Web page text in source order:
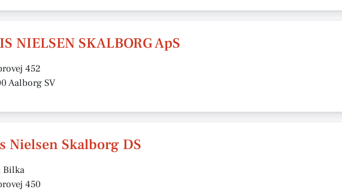
NIELSEN SKALBORG ApS
452
Aalborg SV
Nielsen Skalborg DS
Bilka
450